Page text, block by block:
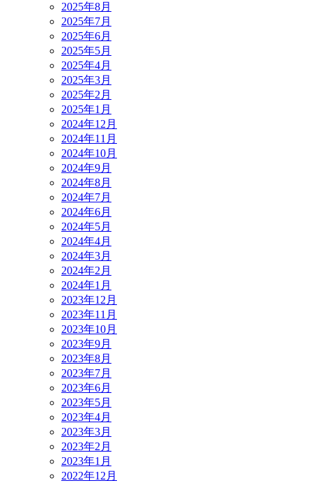
2025年8月
2025年7月
2025年6月
2025年5月
2025年4月
2025年3月
2025年2月
2025年1月
2024年12月
2024年11月
2024年10月
2024年9月
2024年8月
2024年7月
2024年6月
2024年5月
2024年4月
2024年3月
2024年2月
2024年1月
2023年12月
2023年11月
2023年10月
2023年9月
2023年8月
2023年7月
2023年6月
2023年5月
2023年4月
2023年3月
2023年2月
2023年1月
2022年12月